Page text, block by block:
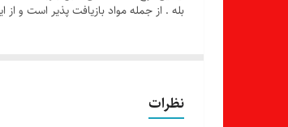
بله . از جمله مواد بازیافت پذیر است و
نظرات